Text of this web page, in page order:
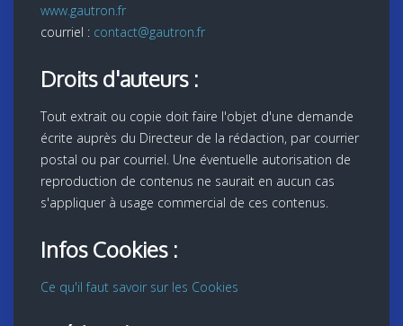
www.gautron.fr
courriel : contact@gautron.fr
Droits d'auteurs :
Tout extrait ou copie doit faire l'objet d'une demande
écrite auprès du Directeur de la rédaction, par courrier
postal ou par courriel. Une éventuelle autorisation de
reproduction de contenus ne saurait en aucun cas
s'appliquer à usage commercial de ces contenus.
Infos Cookies :
Ce qu'il faut savoir sur les Cookies